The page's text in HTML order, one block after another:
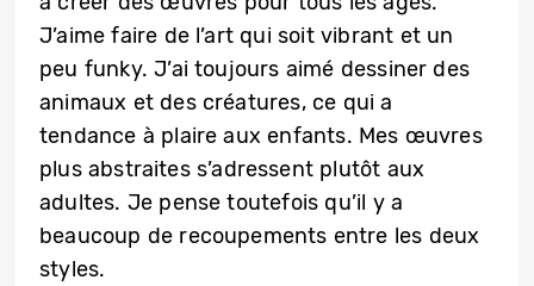
J’aime faire de l’art qui soit vibrant et un
peu funky. J’ai toujours aimé dessiner des
animaux et des créatures, ce qui a
tendance à plaire aux enfants. Mes œuvres
plus abstraites s’adressent plutôt aux
adultes. Je pense toutefois qu’il y a
beaucoup de recoupements entre les deux
styles.